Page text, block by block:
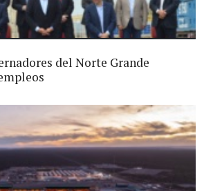
del Norte Grande